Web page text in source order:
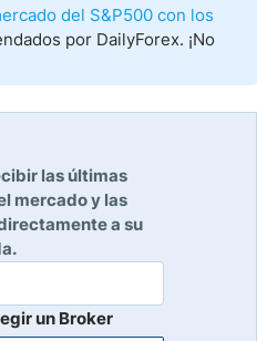
del S&P500 con los
por DailyForex. ¡No
las últimas
mercado y las
a su
un Broker